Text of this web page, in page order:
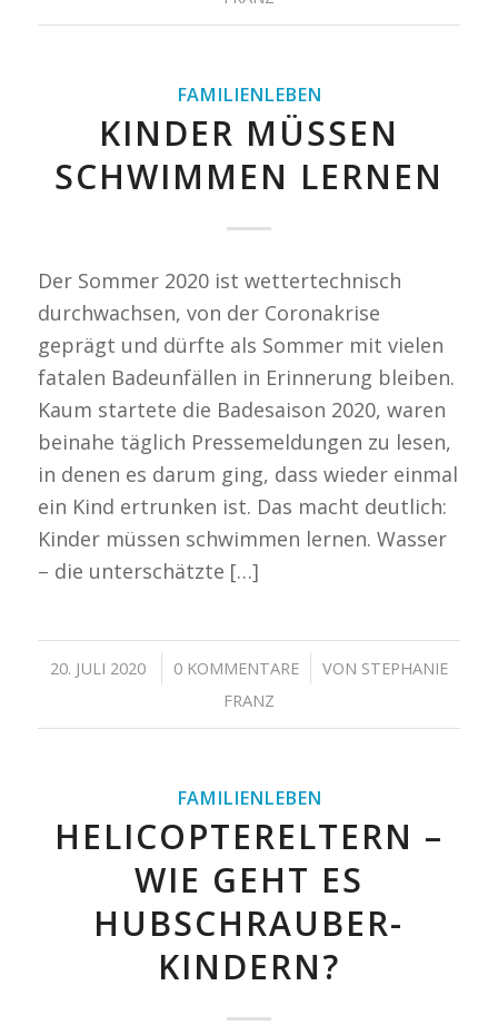
FAMILIENLEBEN
KINDER MÜSSEN
SCHWIMMEN LERNEN
Der Sommer 2020 ist wettertechnisch
durchwachsen, von der Coronakrise
geprägt und dürfte als Sommer mit vielen
fatalen Badeunfällen in Erinnerung bleiben.
Kaum startete die Badesaison 2020, waren
beinahe täglich Pressemeldungen zu lesen,
in denen es darum ging, dass wieder einmal
ein Kind ertrunken ist. Das macht deutlich:
Kinder müssen schwimmen lernen. Wasser
– die unterschätzte […]
20. JULI 2020
/ 0 KOMMENTARE
/ VON STEPHANIE
FRANZ
FAMILIENLEBEN
HELICOPTERELTERN –
WIE GEHT ES
HUBSCHRAUBER-
KINDERN?